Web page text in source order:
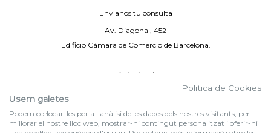
Envíanos tu consulta
Av. Diagonal, 452
Edificio Cámara de Comercio de Barcelona.
Aviso legal
By 100X100NET
Politica de Cookies
Usem galetes
Podem col·locar-les per a l'anàlisi de les dades dels nostres visitants, per
millorar el nostre lloc web, mostrar-hi contingut personalitzat i oferir-hi